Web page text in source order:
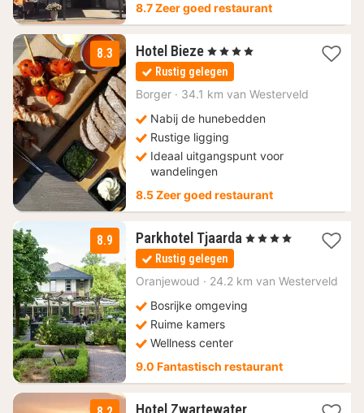
8.7 Zeer goed restaurant
8.3 Hotel Bieze 3
nachten
vanaf
83,20
, 4 Sterren
Rustig gelegen
Borger · 34.1 km van Westerveld
Nabij de hunebedden
Rustige ligging
Ideaal uitgangspunt voor
wandelingen
8.5 Zeer goed restaurant
8.9 Parkhotel Tjaarda 1
149,50
, 4 Sterren
Rustig gelegen
Oranjewoud · 24.2 km van Westerveld
Bosrijke omgeving
Ruime kamers
Wellness center
9.0 Fantastisch restaurant
Hotel Zwartewater1